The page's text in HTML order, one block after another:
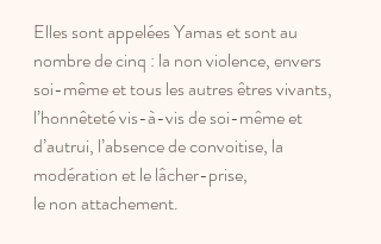
Elles sont appelées Yamas et sont au
nombre de cinq : la non violence, envers
soi-même et tous les autres êtres vivants,
l’honnêteté vis-à-vis de soi-même et
d’autrui, l’absence de convoitise, la
modération et le lâcher-prise,
le non attachement.